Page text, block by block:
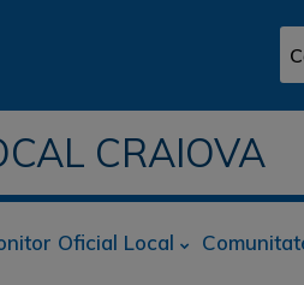
CRAIOVA
Oficial Local